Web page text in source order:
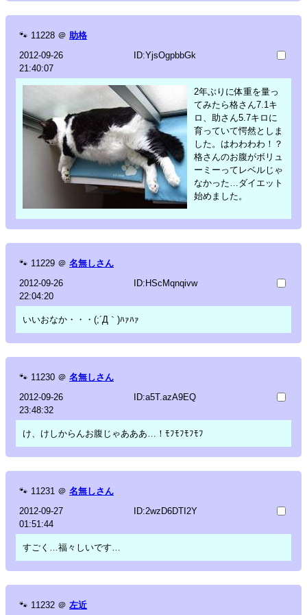
🐾 11228 ＠ 助格
2012-09-26
21:40:07
ID:YjsOgpbbGk
2年ぶりに体重を量っ
てみたら格さん7.1キ
ロ、助さん5.7キロに
育っていて愕然としま
した。はわわわわ！？
格さんのお腹がボリュ
ーミーってレベルじゃ
なかった…ダイエット
始めました。
🐾 11229 ＠ 名無しさん
2012-09-26
22:04:20
ID:HScMqnqivw
いいおなか・・・(;´Д｀)ﾊｧﾊｧ
🐾 11230 ＠ 名無しさん
2012-09-26
23:48:32
ID:a5T.azA9EQ
け、けしからんお腹じゃあああ…！ﾓﾌﾓﾌﾓﾌﾓﾌ
🐾 11231 ＠ 名無しさん
2012-09-27
01:51:44
ID:2wzD6DTI2Y
すごく…福々しいです…
🐾 11232 ＠ 左近